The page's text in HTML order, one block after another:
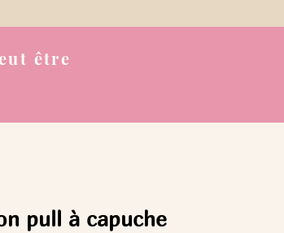
être
pull à capuche